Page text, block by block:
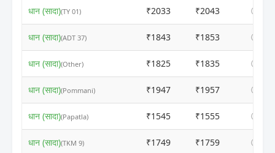
धान (सादा)(TY 01) ₹2033 ₹2043 ⓘ
धान (सादा)(ADT 37) ₹1843 ₹1853 ⓘ
धान (सादा)(Other) ₹1825 ₹1835 ⓘ
धान (सादा)(Pommani) ₹1947 ₹1957 ⓘ
धान (सादा)(Papatla) ₹1545 ₹1555 ⓘ
धान (सादा)(TKM 9) ₹1749 ₹1759 ⓘ